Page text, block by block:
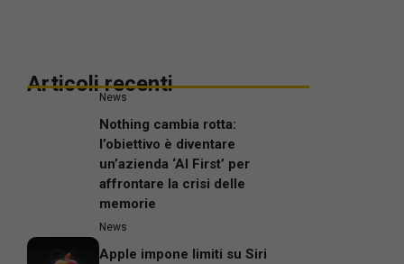
Articoli recenti
News
Nothing cambia rotta:
l’obiettivo è diventare
un’azienda ‘AI First’ per
affrontare la crisi delle
memorie
News
Apple impone limiti su Siri